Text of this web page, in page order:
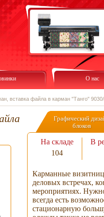
О нас
вставка файла в карман "Танго"
Графический
блоков
На складе В
104
Карманные
деловых встречах,
мероприятиях.
всегда есть
стационарную